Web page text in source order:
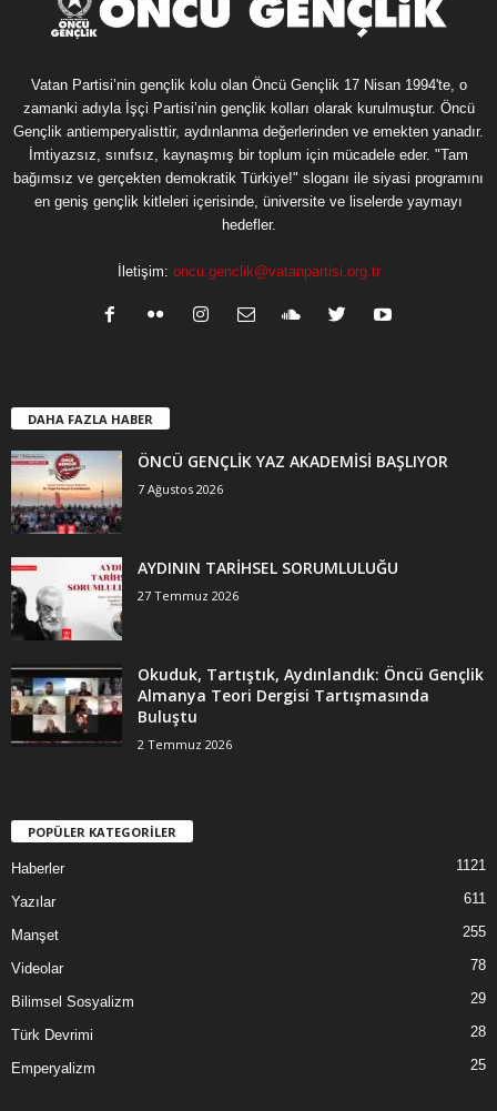
Vatan Partisi’nin gençlik kolu olan Öncü Gençlik 17 Nisan 1994'te, o
zamanki adıyla İşçi Partisi’nin gençlik kolları olarak kurulmuştur. Öncü
Gençlik antiemperyalisttir, aydınlanma değerlerinden ve emekten yanadır.
İmtiyazsız, sınıfsız, kaynaşmış bir toplum için mücadele eder. "Tam
bağımsız ve gerçekten demokratik Türkiye!" sloganı ile siyasi programını
en geniş gençlik kitleleri içerisinde, üniversite ve liselerde yaymayı
hedefler.
İletişim: oncu.genclik@vatanpartisi.org.tr
DAHA FAZLA HABER
ÖNCÜ GENÇLİK YAZ AKADEMİSİ BAŞLIYOR
7 Ağustos 2026
AYDININ TARİHSEL SORUMLULUĞU
27 Temmuz 2026
Okuduk, Tartıştık, Aydınlandık: Öncü Gençlik
Almanya Teori Dergisi Tartışmasında
Buluştu
2 Temmuz 2026
POPÜLER KATEGORİLER
Haberler 1121
Yazılar 611
Manşet 255
Videolar 78
Bilimsel Sosyalizm 29
Türk Devrimi 28
Emperyalizm 25